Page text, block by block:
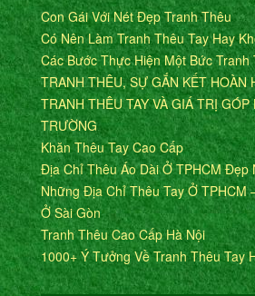
Con Gái Với Nét Đẹp Tranh Thêu
Có Nên Làm Tranh Thêu Tay Hay
Các Bước Thực Hiện Một Bức Tranh
TRANH THÊU, SỰ GẮN KẾT HOÀN
TRANH THÊU TAY VÀ GIÁ TRỊ GÓP
TRƯỜNG
Khăn Thêu Tay Cao Cấp
Địa Chỉ Thêu Áo Dài Ở TPHCM Đẹp
Những Địa Chỉ Thêu Tay Ở TPHCM
Ở Sài Gòn
Tranh Thêu Cao Cấp Hà Nội
1000+ Ý Tưởng Về Tranh Thêu Tay